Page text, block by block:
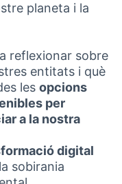
planeta i la
reflexionar sobre
entitats i què
les opcions
per
a la nostra
digital
sobirania